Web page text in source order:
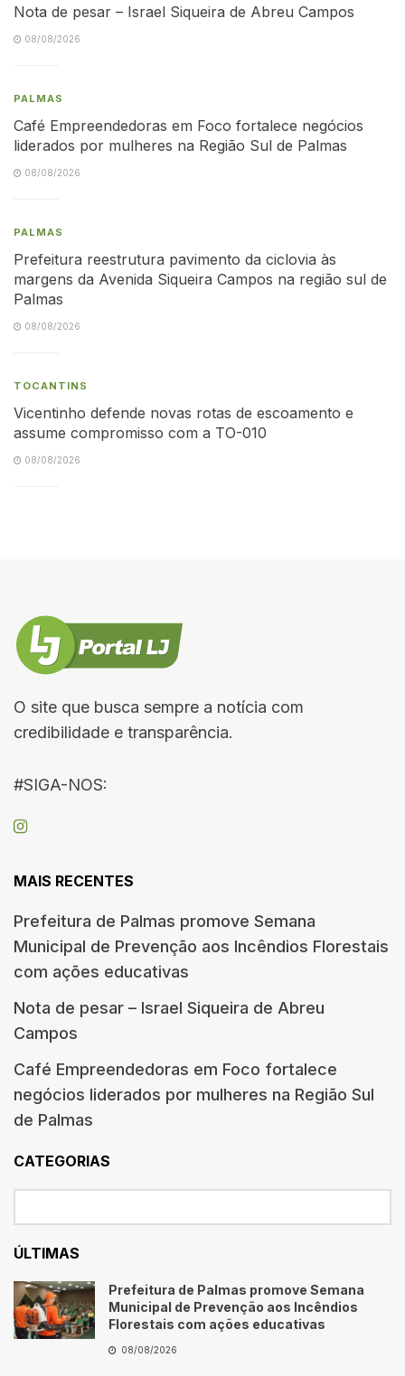
Nota de pesar – Israel Siqueira de Abreu Campos
08/08/2026
PALMAS
Café Empreendedoras em Foco fortalece negócios
liderados por mulheres na Região Sul de Palmas
08/08/2026
PALMAS
Prefeitura reestrutura pavimento da ciclovia às
margens da Avenida Siqueira Campos na região sul de
Palmas
08/08/2026
TOCANTINS
Vicentinho defende novas rotas de escoamento e
assume compromisso com a TO-010
08/08/2026
O site que busca sempre a notícia com
credibilidade e transparência.
#SIGA-NOS:
MAIS RECENTES
Prefeitura de Palmas promove Semana
Municipal de Prevenção aos Incêndios Florestais
com ações educativas
Nota de pesar – Israel Siqueira de Abreu
Campos
Café Empreendedoras em Foco fortalece
negócios liderados por mulheres na Região Sul
de Palmas
CATEGORIAS
ÚLTIMAS
Prefeitura de Palmas promove Semana
Municipal de Prevenção aos Incêndios
Florestais com ações educativas
08/08/2026